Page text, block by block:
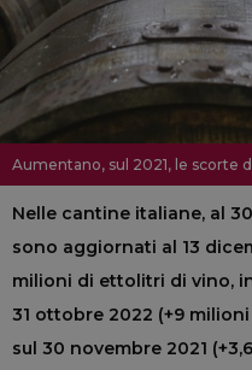
Aumentano, sul 2021, le scorte
Nelle cantine italiane, al
sono aggiornati al 13
milioni di ettolitri di vino,
31 ottobre 2022 (+9
sul 30 novembre 2021